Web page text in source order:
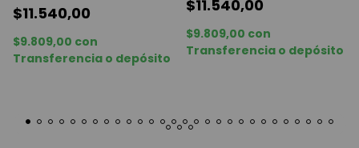
$11.540,00
$9.809,00 con
Transferencia o depósito
$11.540,00
$9.809,00 con
Transferencia o depósito